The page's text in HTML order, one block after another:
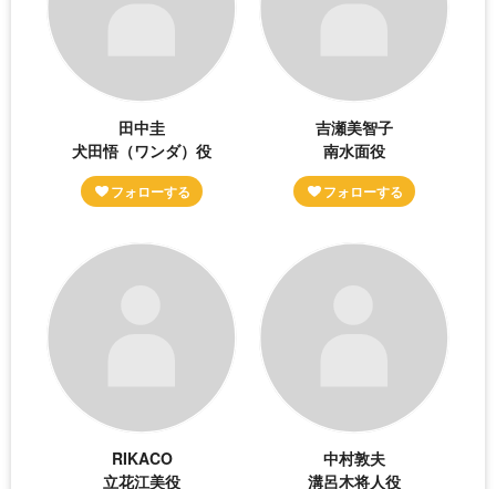
田中圭
犬田悟（ワンダ）役
吉瀬美智子
南水面役
RIKACO
立花江美役
中村敦夫
溝呂木将人役